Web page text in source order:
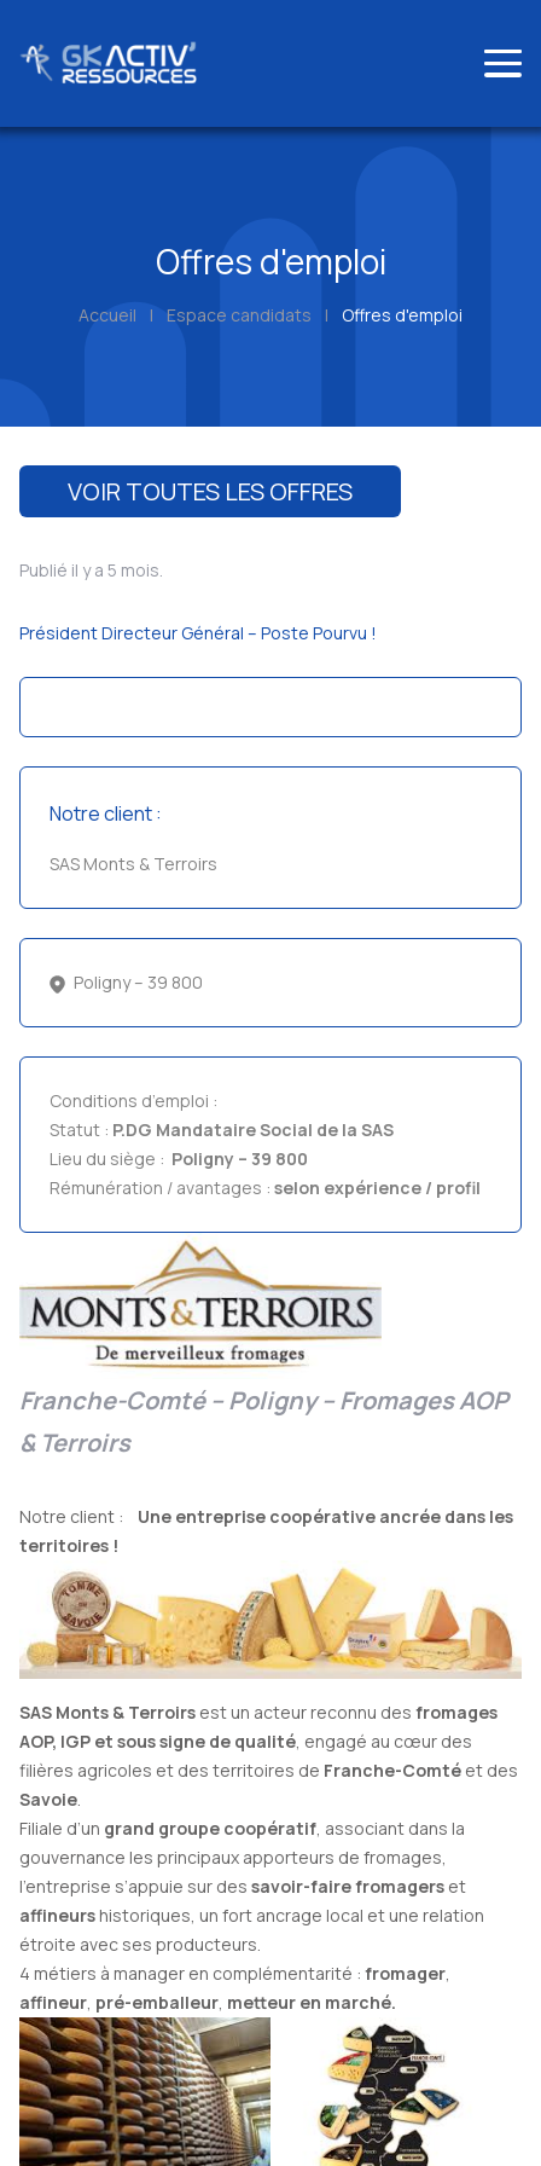
to
Offres d'emploi
Accueil | Espace candidats | Offres d'emploi
VOIR TOUTES LES OFFRES
Publié il y a 5 mois.
Président Directeur Général – Poste Pourvu !
Franche-Comté – Poligny – Fromages AOP
& Terroirs
Notre client : Une entreprise coopérative ancrée dans les
territoires !
SAS Monts & Terroirs est un acteur reconnu des fromages
AOP, IGP et sous signe de qualité, engagé au cœur des
filières agricoles et des territoires de Franche-Comté et des
Savoie.
Filiale d’un grand groupe coopératif, associant dans la
gouvernance les principaux apporteurs de fromages,
l’entreprise s’appuie sur des savoir-faire fromagers et
affineurs historiques, un fort ancrage local et une relation
étroite avec ses producteurs.
4 métiers à manager en complémentarité : fromager,
affineur, pré-emballeur, metteur en marché.
Notre client :
SAS Monts & Terroirs
Poligny – 39 800
Conditions d’emploi :
Statut : P.DG Mandataire Social de la SAS
Lieu du siège : Poligny – 39 800
Rémunération / avantages : selon expérience / profil